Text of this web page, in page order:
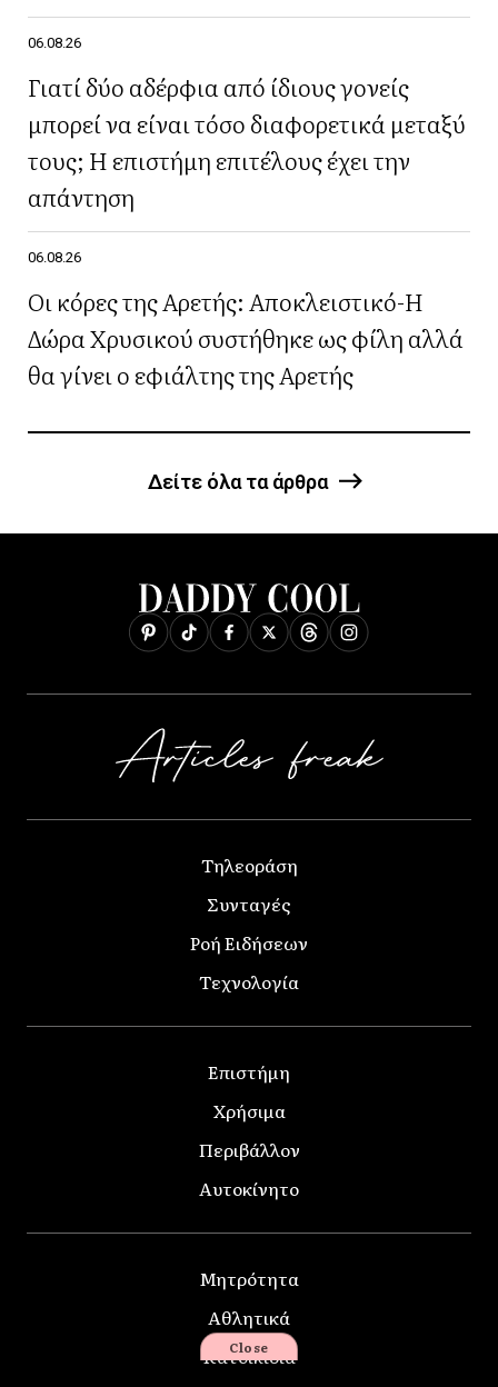
06.08.26
Γιατί δύο αδέρφια από ίδιους γονείς
μπορεί να είναι τόσο διαφορετικά μεταξύ
τους; Η επιστήμη επιτέλους έχει την
απάντηση
06.08.26
Οι κόρες της Αρετής: Αποκλειστικό-Η
Δώρα Χρυσικού συστήθηκε ως φίλη αλλά
θα γίνει ο εφιάλτης της Αρετής
Δείτε όλα τα άρθρα
Τηλεοράση
Συνταγές
Ροή Ειδήσεων
Τεχνολογία
Επιστήμη
Χρήσιμα
Περιβάλλον
Αυτοκίνητο
Μητρότητα
Αθλητικά
Κατοικίδια
Close